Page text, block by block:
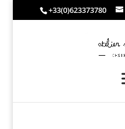
+33(0)623373780